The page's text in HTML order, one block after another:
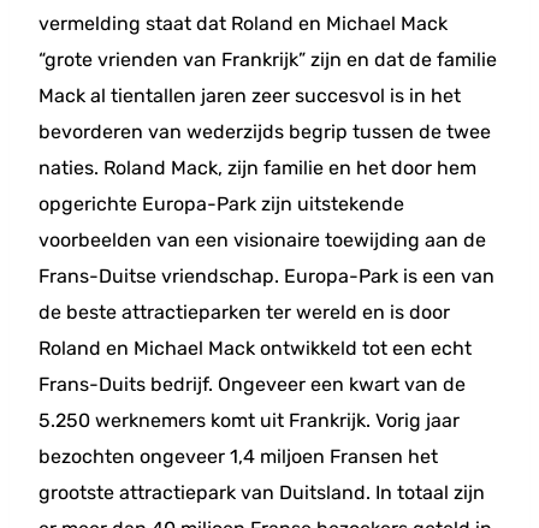
vermelding staat dat Roland en Michael Mack
“grote vrienden van Frankrijk” zijn en dat de familie
Mack al tientallen jaren zeer succesvol is in het
bevorderen van wederzijds begrip tussen de twee
naties. Roland Mack, zijn familie en het door hem
opgerichte Europa-Park zijn uitstekende
voorbeelden van een visionaire toewijding aan de
Frans-Duitse vriendschap. Europa-Park is een van
de beste attractieparken ter wereld en is door
Roland en Michael Mack ontwikkeld tot een echt
Frans-Duits bedrijf. Ongeveer een kwart van de
5.250 werknemers komt uit Frankrijk. Vorig jaar
bezochten ongeveer 1,4 miljoen Fransen het
grootste attractiepark van Duitsland. In totaal zijn